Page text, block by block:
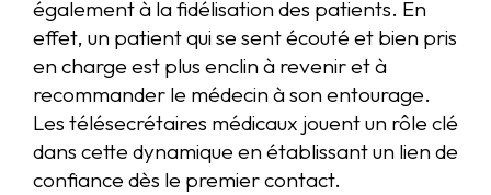
également à la fidélisation des patients. En
effet, un patient qui se sent écouté et bien pris
en charge est plus enclin à revenir et à
recommander le médecin à son entourage.
Les télésecrétaires médicaux jouent un rôle clé
dans cette dynamique en établissant un lien de
confiance dès le premier contact.